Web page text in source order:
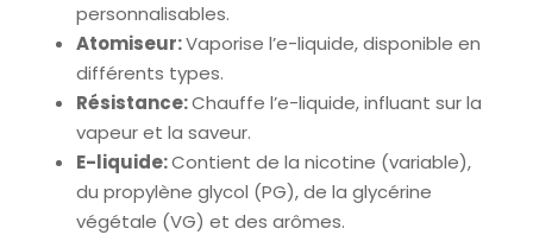
personnalisables.
Atomiseur:Vaporise l’e-liquide, disponible en
différents types.
Résistance:Chauffe l’e-liquide, influant sur la
vapeur et la saveur.
E-liquide:Contient de la nicotine (variable),
du propylène glycol (PG), de la glycérine
végétale (VG) et des arômes.